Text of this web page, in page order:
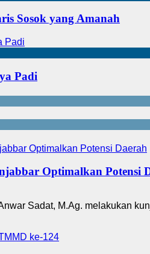
Sosok yang Amanah
Padi
Optimalkan Potensi
Sadat, M.Ag. melakukan